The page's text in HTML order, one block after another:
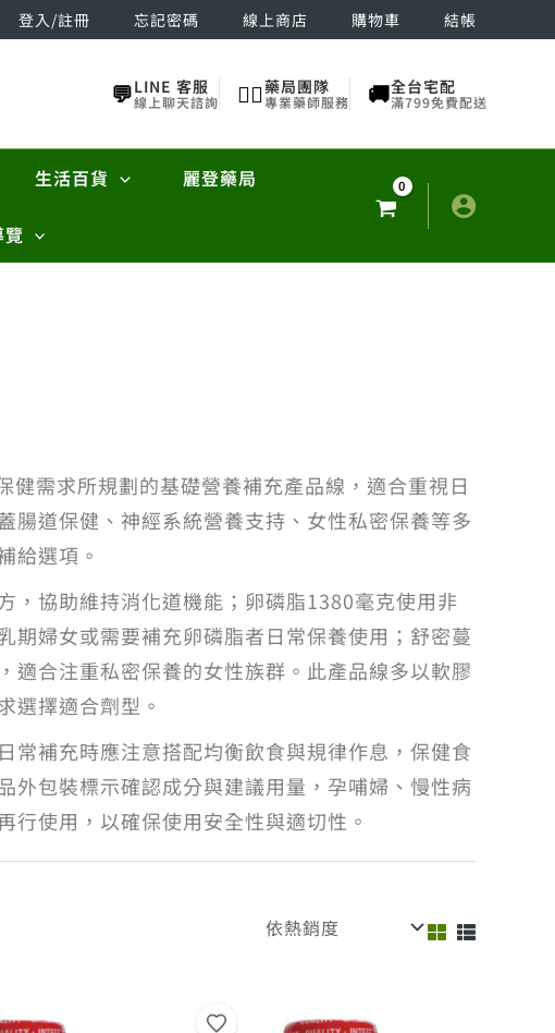
登入/註冊 忘記密碼 線上商店 購物車 結帳
💬LINE 客服
線上聊天諮詢 👨‍⚕️藥局團隊
專業藥師服務 🚚全台宅配
滿799免費配送
生活百貨 麗登藥局
覽
需求所規劃的基礎營養補充產品線，適合重視日
腸道保健、神經系統營養支持、女性私密保養等多
給選項。
，協助維持消化道機能；卵磷脂1380毫克使用非
期婦女或需要補充卵磷脂者日常保養使用；舒密蔓
適合注重私密保養的女性族群。此產品線多以軟膠
選擇適合劑型。
常補充時應注意搭配均衡飲食與規律作息，保健食
外包裝標示確認成分與建議用量，孕哺婦、慢性病
行使用，以確保使用安全性與適切性。